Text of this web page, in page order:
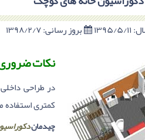
۱۳۹۵/۵/۱۱ بروز رسانی:
نکات
در طراحی
کمتری
چیدمان